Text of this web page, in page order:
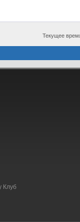
Текущее
Клуб